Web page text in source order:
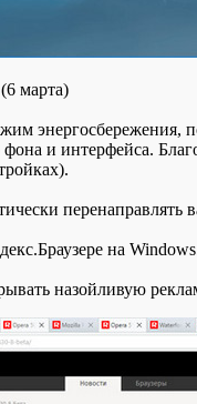
(6 марта)
энергосбережения,
и интерфейса.
на
назойливую